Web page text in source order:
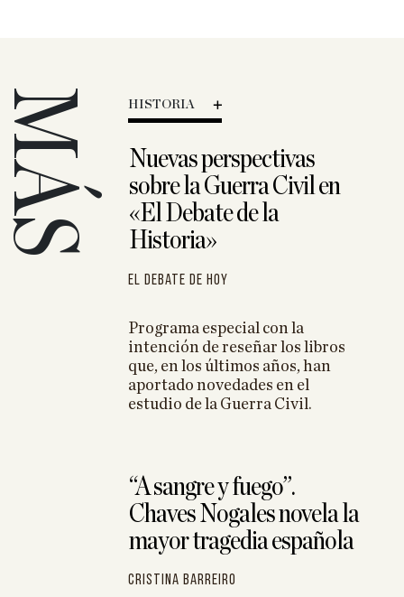
HISTORIA
Nuevas perspectivas
sobre la Guerra Civil en
«El Debate de la
Historia»
El Debate de Hoy
Programa especial con la
intención de reseñar los libros
que, en los últimos años, han
aportado novedades en el
estudio de la Guerra Civil.
“A sangre y fuego”.
Chaves Nogales novela la
mayor tragedia española
Cristina Barreiro
de
sobre la
Juan
la Armada